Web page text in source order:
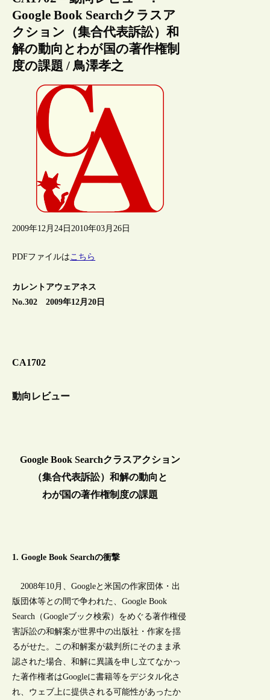
Google Book Searchクラスア
クション（集合代表訴訟）和
解の動向とわが国の著作権制
度の課題 / 鳥澤孝之
2009年12月24日 2010年03月26日
PDFファイルはこちら
カレントアウェアネス
No.302 2009年12月20日
CA1702
動向レビュー
Google Book Searchクラスアクション
（集合代表訴訟）和解の動向と
わが国の著作権制度の課題
1. Google Book Searchの衝撃
2008年10月、Googleと米国の作家団体・出
版団体等との間で争われた、Google Book
Search（Googleブック検索）をめぐる著作権侵
害訴訟の和解案が世界中の出版社・作家を揺
るがせた。この和解案が裁判所にそのまま承
認された場合、和解に異議を申し立てなかっ
た著作権者はGoogleに書籍等をデジタル化さ
れ、ウェブ上に提供される可能性があったか